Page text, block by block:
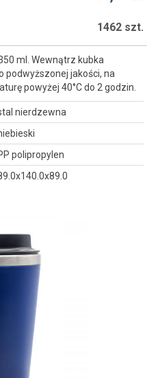
1462 szt.
ml. Wewnątrz kubka
podwyższonej jakości, na
powyżej 40°C do 2 godzin.
nierdzewna
polipropylen